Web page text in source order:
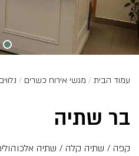
עמוד הבית / מגשי אירוח כשרים / נלווים
בר שתיה
קפה / שתיה קלה / שתיה